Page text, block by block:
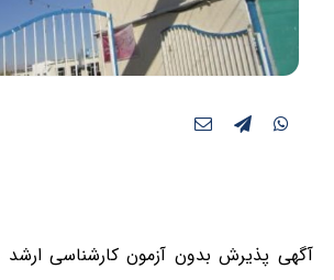
آگهی پذیرش بدون آزمون کارشناسی ارشد